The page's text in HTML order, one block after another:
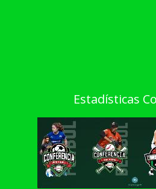
Estadísticas